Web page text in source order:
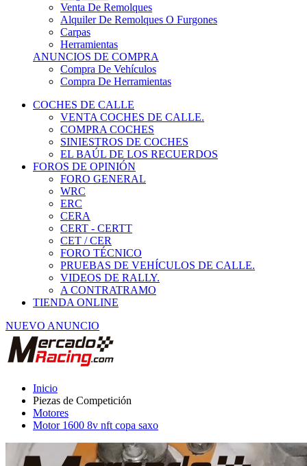
Venta De Remolques
Alquiler De Remolques O Furgones
Carpas
Herramientas
ANUNCIOS DE COMPRA
Compra De Vehículos
Compra De Herramientas
COCHES DE CALLE
VENTA COCHES DE CALLE.
COMPRA COCHES
SINIESTROS DE COCHES
EL BAÚL DE LOS RECUERDOS
FOROS DE OPINIÓN
FORO GENERAL
WRC
ERC
CERA
CERT - CERTT
CET / CER
FORO TÉCNICO
PRUEBAS DE VEHÍCULOS DE CALLE.
VIDEOS DE RALLY.
A CONTRATRAMO
TIENDA ONLINE
NUEVO ANUNCIO
Inicio
Piezas de Competición
Motores
Motor 1600 8v nft copa saxo